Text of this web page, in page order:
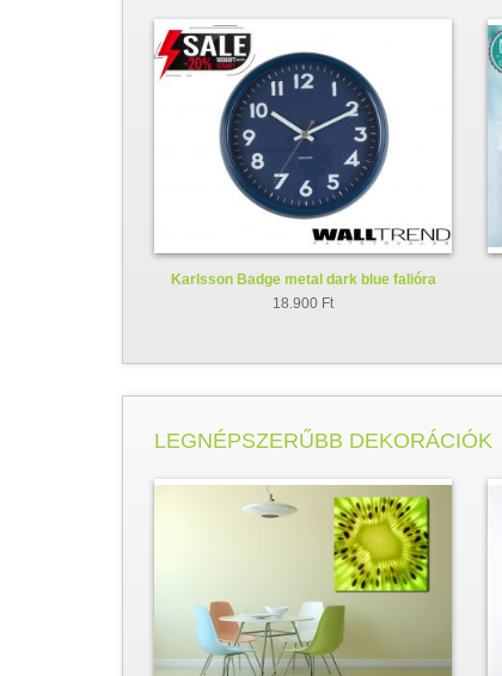
Karlsson Badge metal dark blue falióra
KA5610BL
18.900 Ft
LEGNÉPSZERŰBB DEKORÁCIÓK